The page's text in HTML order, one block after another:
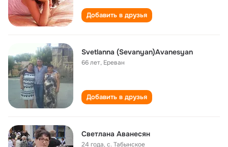
Добавить в друзья
Svetlanna (Sevanyan)Avanesyan
66 лет, Ереван
Добавить в друзья
Светлана Аванесян
24 года,с. Табынское